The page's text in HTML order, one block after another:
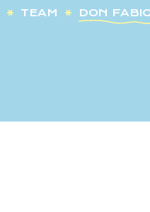
TEAM DON